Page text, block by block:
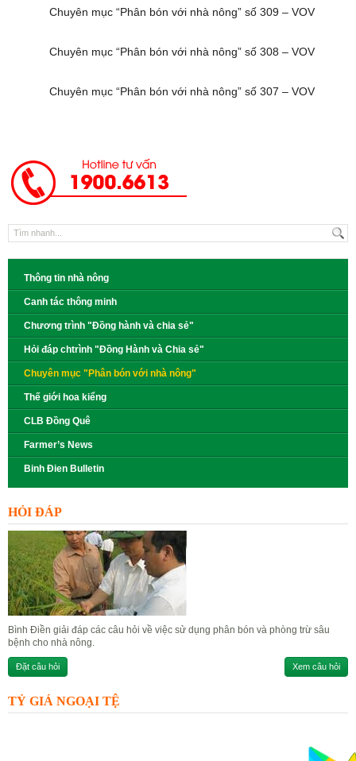
Chuyên mục “Phân bón với nhà nông” số 309 – VOV
Chuyên mục “Phân bón với nhà nông” số 308 – VOV
Chuyên mục “Phân bón với nhà nông” số 307 – VOV
Thông tin nhà nông
Canh tác thông minh
Chương trình "Đồng hành và chia sẻ"
Hỏi đáp chtrình "Đồng Hành và Chia sẻ"
Chuyên mục "Phân bón với nhà nông"
Thế giới hoa kiểng
CLB Đồng Quê
Farmer’s News
Binh Đien Bulletin
HỎI ĐÁP
Bình Điền giải đáp các câu hỏi về việc sử dụng phân bón và phòng trừ sâu
bệnh cho nhà nông.
Đặt câu hỏi Xem câu hỏi
TỶ GIÁ NGOẠI TỆ